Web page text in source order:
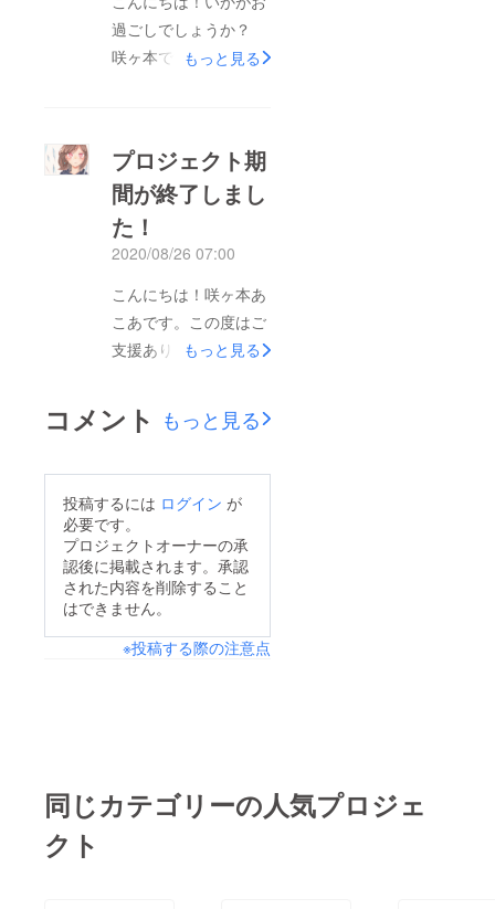
過ごしでしょうか？
咲ヶ本です！只今イラ
じに仕上がっていま
す。今月末には発送で
きそうかな、と思いま
す。楽しみに待ってい
まった資金の振り込み
は今月30日になるそう
です。液タブが購入で
ワクワク↓そしてそし
てみました！よろしく
お願いします！
↓https://acoya-
crown.fanbox.cc/
もっと見る
プロジェクト期
間が終了しまし
た！
2020/08/26 07:00
こんにちは！咲ヶ本あ
こあです。この度はご
支援ありがとうござい
は届きませんでした
が、お陰様で液晶ペン
ご報告させて頂きま
す。肝心のpcは無いの
ですが…今回は知識不
足もあったり、拡散力
ため、これから更なる
うだなとかいう妄想が
また…リターンの準備
もっと見る
コメント もっと見る
投稿するには ログイン が
必要です。
プロジェクトオーナーの承
認後に掲載されます。承認
された内容を削除すること
はできません。
※投稿する際の注意点
同じカテゴリーの人気プロジェ
クト